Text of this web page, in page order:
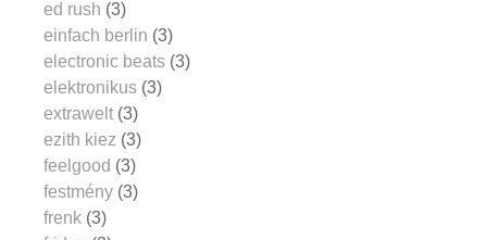
ed rush (3)
einfach berlin (3)
electronic beats (3)
elektronikus (3)
extrawelt (3)
ezith kiez (3)
feelgood (3)
festmény (3)
frenk (3)